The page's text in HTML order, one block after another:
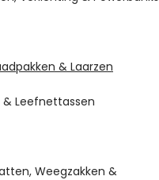
& Laarzen
Leefnettassen
Weegzakken &